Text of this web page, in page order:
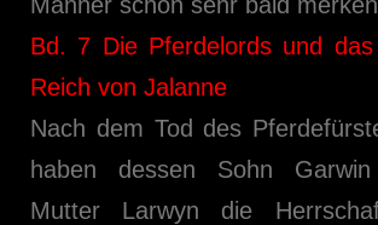
Bd. 7 Die Pferdelords und das
Reich von Jalanne
Nach dem Tod des
haben dessen Sohn
Mutter Larwyn die